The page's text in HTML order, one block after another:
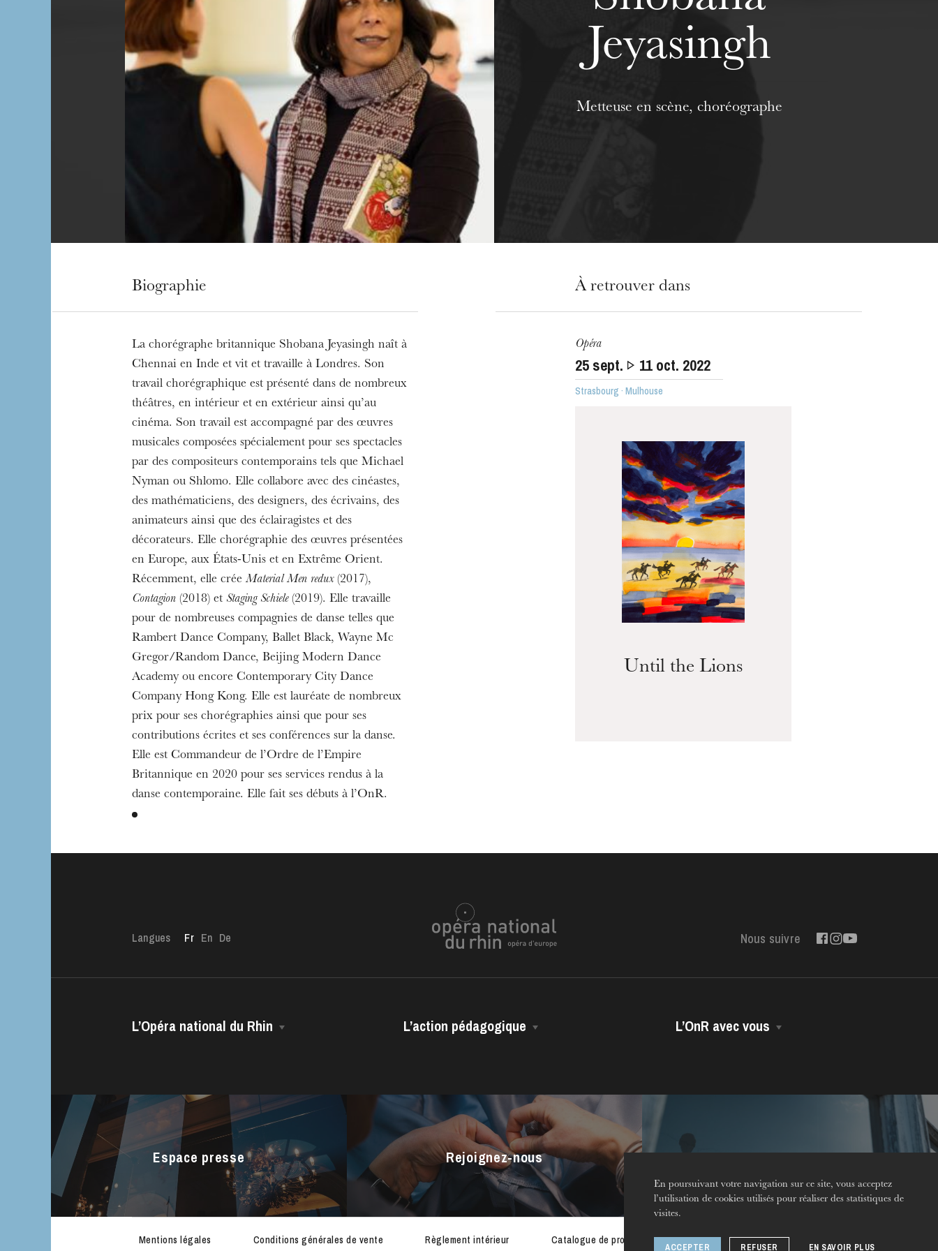
En poursuivant votre navigation sur ce site, vous acceptez
l’utilisation de cookies utilisés pour réaliser des statistiques de
visites.
ACCEPTER REFUSER EN SAVOIR PLUS
L’OnR avec vous
Visites de l’Opéra de
Strasbourg
Visites de l’Opéra de
Strasbourg
MERCREDI
19
Jeyasingh
Metteuse en scène, choréographe
Biographie
La chorégraphe britannique Shobana Jeyasingh naît à
Chennai en Inde et vit et travaille à Londres. Son
travail chorégraphique est présenté dans de nombreux
théâtres, en intérieur et en extérieur ainsi qu’au
cinéma. Son travail est accompagné par des œuvres
musicales composées spécialement pour ses spectacles
par des compositeurs contemporains tels que Michael
Nyman ou Shlomo. Elle collabore avec des cinéastes,
des mathématiciens, des designers, des écrivains, des
animateurs ainsi que des éclairagistes et des
décorateurs. Elle chorégraphie des œuvres présentées
en Europe, aux États-Unis et en Extrême Orient.
Récemment, elle créeMaterial Men redux(2017),
Contagion(2018) et Staging Schiele(2019). Elle travaille
pour de nombreuses compagnies de danse telles que
Rambert Dance Company, Ballet Black, Wayne Mc
Gregor/Random Dance, Beijing Modern Dance
Academy ou encore Contemporary City Dance
Company Hong Kong. Elle est lauréate de nombreux
prix pour ses chorégraphies ainsi que pour ses
contributions écrites et ses conférences sur la danse.
Elle est Commandeur de l’Ordre de l’Empire
Britannique en 2020 pour ses services rendus à la
danse contemporaine. Elle fait ses débuts à l’OnR.
À retrouver dans
Opéra
25 sept. 11 oct. 2022
Strasbourg · Mulhouse
Until the Lions
Langues Fr En De Nous suivre
L’Opéra national du Rhin
Direction Générale
Le CCN • Ballet de l’Opéra national
Le Chœur
L’Opéra Studio
La Maîtrise
Les équipes
L’action pédagogique
Les ressources pédagogiques
Les vidéos métiers
L’OnR avec vous
Opéra-Bus
Espace presse Rejoignez-nous Contact
Mentions légales Conditions générales de vente Règlement intérieur Catalogue de productions © 2026 Opéra national